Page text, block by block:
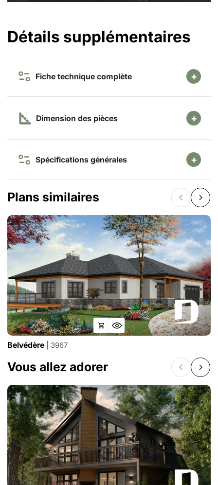
Détails supplémentaires
Fiche technique complète
Dimension des pièces
Spécifications générales
Plans similaires
Belvédère | 3967
Vous allez adorer